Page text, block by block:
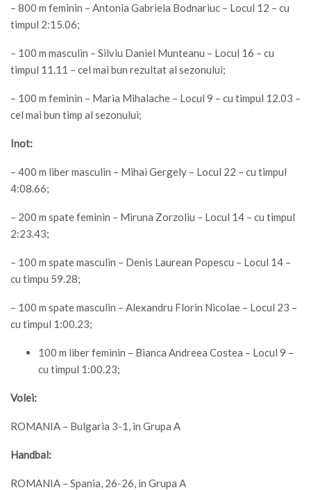
– 800 m feminin – Antonia Gabriela Bodnariuc – Locul 12 – cu
timpul 2:15.06;
– 100 m masculin – Silviu Daniel Munteanu – Locul 16 – cu
timpul 11.11 – cel mai bun rezultat al sezonului;
– 100 m feminin – Maria Mihalache – Locul 9 – cu timpul 12.03 –
cel mai bun timp al sezonului;
Inot:
– 400 m liber masculin – Mihai Gergely – Locul 22 – cu timpul
4:08.66;
– 200 m spate feminin – Miruna Zorzoliu – Locul 14 – cu timpul
2:23.43;
– 100 m spate masculin – Denis Laurean Popescu – Locul 14 –
cu timpu 59.28;
– 100 m spate masculin – Alexandru Florin Nicolae – Locul 23 –
cu timpul 1:00.23;
100 m liber feminin – Bianca Andreea Costea – Locul 9 –
cu timpul 1:00.23;
Volei:
ROMANIA – Bulgaria 3-1, in Grupa A
Handbal:
ROMANIA – Spania, 26-26, in Grupa A